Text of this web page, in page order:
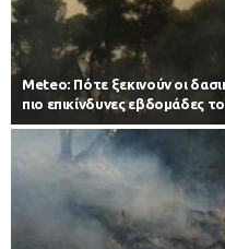
Meteo: Πότε ξεκινούν οι
πιο επικίνδυνες εβδομάδες